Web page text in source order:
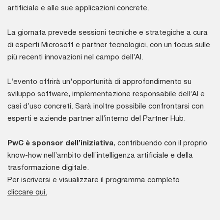
artificiale e alle sue applicazioni concrete.
La giornata prevede sessioni tecniche e strategiche a cura
di esperti Microsoft e partner tecnologici, con un focus sulle
più recenti innovazioni nel campo dell’AI.
L’evento offrirà un'opportunità di approfondimento su
sviluppo software, implementazione responsabile dell’AI e
casi d’uso concreti. Sarà inoltre possibile confrontarsi con
esperti e aziende partner all’interno del Partner Hub.
PwC è sponsor dell’iniziativa, contribuendo con il proprio
know-how nell’ambito dell’intelligenza artificiale e della
trasformazione digitale.
Per iscriversi e visualizzare il programma completo
cliccare qui.